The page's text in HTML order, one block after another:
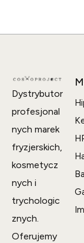
Dystrybutor
profesjonal
nych marek
fryzjerskich,
kosmetycz
nych i
trychologic
znych.
Oferujemy